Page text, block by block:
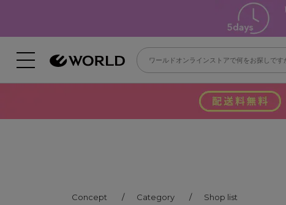
Concept Category Shop list